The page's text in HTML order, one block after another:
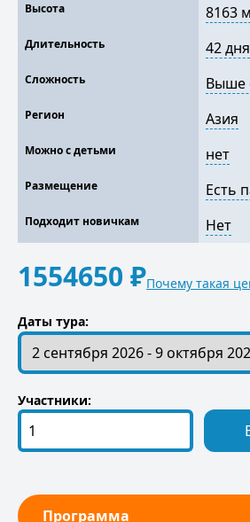
Высота 8163
Длительность 42 дня
Сложность Выше
Регион Азия
Можно с детьми нет
Размещение Есть
Подходит новичкам Нет
1554650 ₽Почему такая
Даты тура:
Участники:
Программа